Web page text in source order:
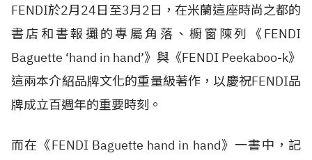
FENDI於2月24日至3月2日，在米蘭這座時尚之都的
書店和書報攤的專屬角落、櫥窗陳列《FENDI
Baguette ‘hand in hand’》與《FENDI Peekaboo-k》
這兩本介紹品牌文化的重量級著作，以慶祝FENDI品
牌成立百週年的重要時刻。
而在《FENDI Baguette hand in hand》一書中，記